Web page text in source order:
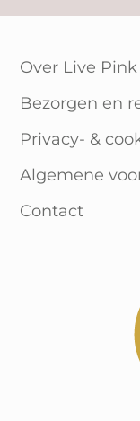
Over Live Pink
Bezorgen en
Privacy- &
Algemene
Contact